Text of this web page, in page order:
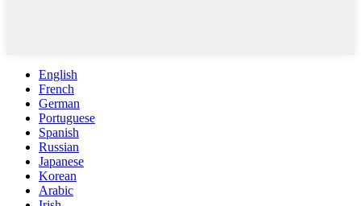
English
French
German
Portuguese
Spanish
Russian
Japanese
Korean
Arabic